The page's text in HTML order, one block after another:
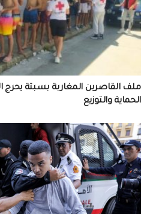
ملف القاصرين المغاربة بسبتة
الحماية والتوزيع